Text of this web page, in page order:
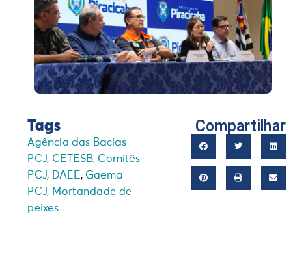
Tags
Agência das Bacias
PCJ, CETESB, Comitês
PCJ, DAEE, Gaema
PCJ, Mortandade de
peixes
Compartilhar